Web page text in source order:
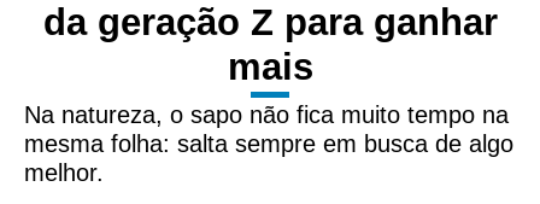
da geração Z para ganhar
mais
Na natureza, o sapo não fica muito tempo na
mesma folha: salta sempre em busca de algo
melhor.